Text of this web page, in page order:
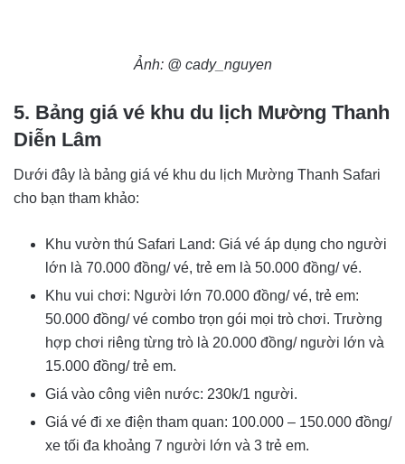
Ảnh: @ cady_nguyen
5. Bảng giá vé khu du lịch Mường Thanh
Diễn Lâm
Dưới đây là bảng giá vé khu du lịch Mường Thanh Safari
cho bạn tham khảo:
Khu vườn thú Safari Land: Giá vé áp dụng cho người
lớn là 70.000 đồng/ vé, trẻ em là 50.000 đồng/ vé.
Khu vui chơi: Người lớn 70.000 đồng/ vé, trẻ em:
50.000 đồng/ vé combo trọn gói mọi trò chơi. Trường
hợp chơi riêng từng trò là 20.000 đồng/ người lớn và
15.000 đồng/ trẻ em.
Giá vào công viên nước: 230k/1 người.
Giá vé đi xe điện tham quan: 100.000 – 150.000 đồng/
xe tối đa khoảng 7 người lớn và 3 trẻ em.